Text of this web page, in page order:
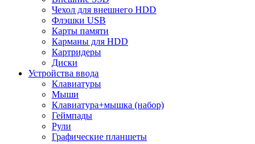
Чехол для внешнего HDD
Флэшки USB
Карты памяти
Карманы для HDD
Картридеры
Диски
Устройства ввода
Клавиатуры
Мыши
Клавиатура+мышка (набор)
Геймпады
Рули
Графические планшеты